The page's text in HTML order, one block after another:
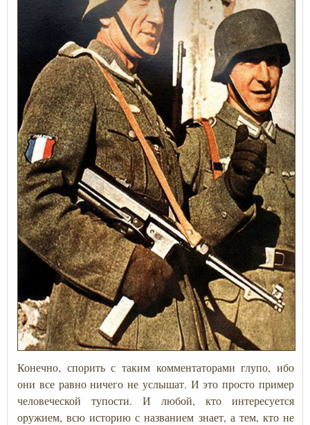
Конечно, спорить с таким комментаторами глупо, ибо
они все равно ничего не услышат. И это просто пример
человеческой тупости. И любой, кто интересуется
оружием, всю историю с названием знает, а тем, кто не